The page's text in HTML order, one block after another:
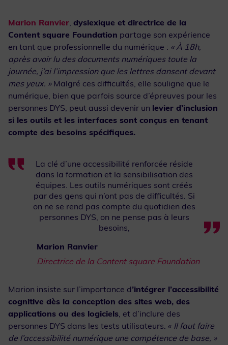
Marion Ranvier, dyslexique et directrice de la
Content square Foundation partage son expérience
en tant que professionnelle du numérique : « À 18h,
après avoir lu des documents numériques toute la
journée, j’ai l’impression que les lettres dansent devant
mes yeux. » Malgré ces difficultés, elle souligne que le
numérique, bien que parfois source d’épreuves pour les
personnes DYS, peut aussi devenir un levier d’inclusion
si les outils et les interfaces sont conçus en tenant
compte des besoins spécifiques.
La clé d’une accessibilité renforcée réside
dans la formation et la sensibilisation des
équipes. Les outils numériques sont créés
par des gens qui n’ont pas de difficultés. Si
on ne se rend pas compte du quotidien des
personnes DYS, on ne pense pas à leurs
besoins,
Marion Ranvier
Directrice de la Content square Foundation
Marion insiste sur l’importance d’intégrer l’accessibilité
cognitive dès la conception des sites web, des
applications ou des logiciels, et d’inclure des
personnes DYS dans les tests utilisateurs. « Il faut faire
de l’accessibilité numérique une compétence de base, »